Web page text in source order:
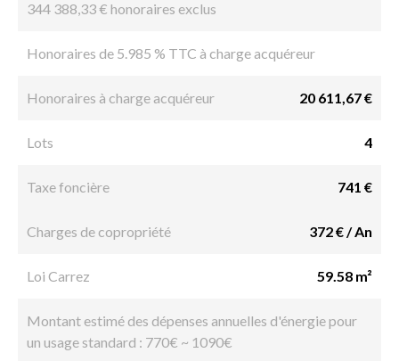
344 388,33 € honoraires exclus
Honoraires de 5.985 % TTC à charge acquéreur
Honoraires à charge acquéreur 20 611,67 €
Lots 4
Taxe foncière 741 €
Charges de copropriété 372 € / An
Loi Carrez 59.58 m²
Montant estimé des dépenses annuelles d'énergie pour
un usage standard : 770€ ~ 1090€